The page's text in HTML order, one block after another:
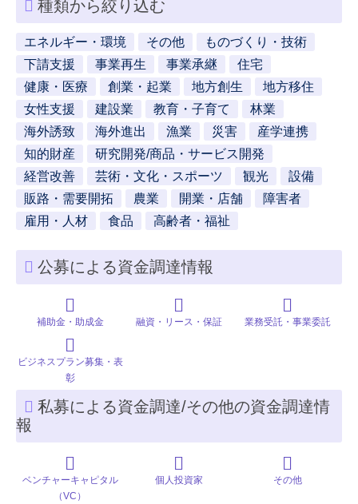
種類から絞り込む
エネルギー・環境 その他
ものづくり・技術
下請支援
事業再生 事業承継
住宅
健康・医療
創業・起業 地方創生
地方移住
女性支援
建設業 教育・子育て
林業
海外誘致
海外進出 漁業 災害
産学連携
知的財産
研究開発/商品・サービス開発
経営改善
芸術・文化・スポーツ 観光
設備
販路・需要開拓
農業 開業・店舗
障害者
雇用・人材
食品 高齢者・福祉
公募による資金調達情報
補助金・助成金 融資・リース・保証 業務受託・事業委託
ビジネスプラン募集・表
彰
私募による資金調達/その他の資金調達情
報
ベンチャーキャピタル
（VC）
個人投資家 その他